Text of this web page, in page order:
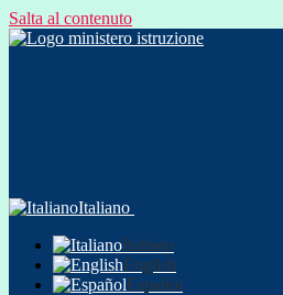
Salta al contenuto
Italiano
Italiano
English
Español